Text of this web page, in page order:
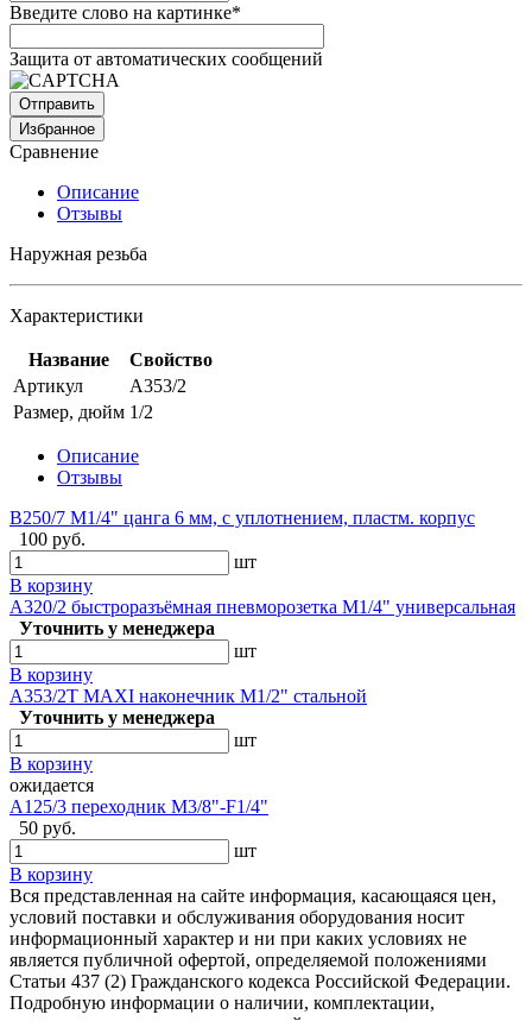
Введите слово на картинке*
Защита от автоматических сообщений
Избранное
Сравнение
Описание
Отзывы
Наружная резьба
Характеристики
Название
Свойство
Артикул
A353/2
Размер, дюйм 1/2
Описание
Отзывы
B250/7 М1/4" цанга 6 мм, с уплотнением, пластм. корпус
100 руб.
шт
В корзину
A320/2 быстроразъёмная пневморозетка М1/4" универсальная
Уточнить у менеджера
шт
В корзину
A353/2Т MAXI наконечник М1/2" стальной
Уточнить у менеджера
шт
В корзину
ожидается
A125/3 переходник М3/8"-F1/4"
50 руб.
шт
В корзину
Вся представленная на сайте информация, касающаяся цен,
условий поставки и обслуживания оборудования носит
информационный характер и ни при каких условиях не
является публичной офертой, определяемой положениями
Статьи 437 (2) Гражданского кодекса Российской Федерации.
Подробную информации о наличии, комплектации,